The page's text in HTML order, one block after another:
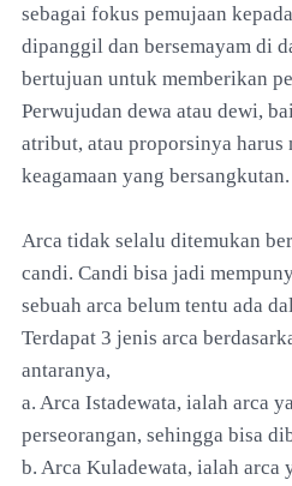
sebagai fokus pemujaan
dipanggil dan bersemayam di
bertujuan untuk memberikan
Perwujudan dewa atau dewi,
atribut, atau proporsinya harus
keagamaan yang bersangkutan.
Arca tidak selalu ditemukan
candi. Candi bisa jadi
sebuah arca belum tentu ada
Terdapat 3 jenis arca
antaranya,
a. Arca Istadewata, ialah arca
perseorangan, sehingga bisa
b. Arca Kuladewata, ialah